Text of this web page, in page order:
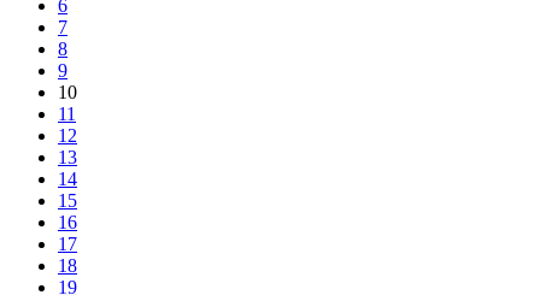
6
7
8
9
10
11
12
13
14
15
16
17
18
19